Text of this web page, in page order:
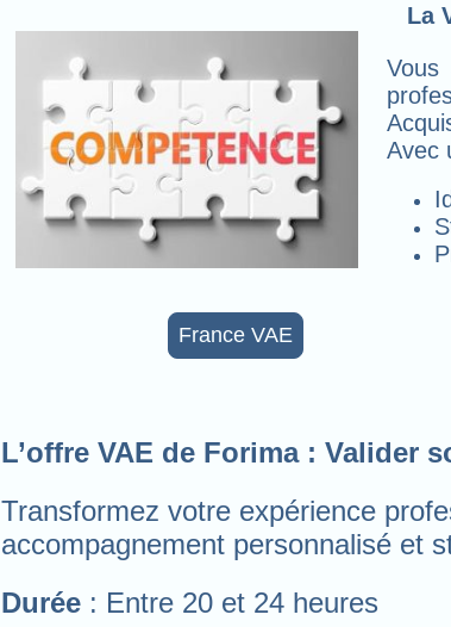
La
Vous
Avec
France VAE
L’offre VAE de Forima : Valider
Transformez votre expérience
accompagnement personnalisé et
Durée : Entre 20 et 24 heures